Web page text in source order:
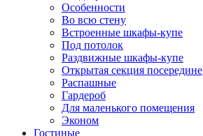
Особенности
Во всю стену
Встроенные шкафы-купе
Под потолок
Раздвижные шкафы-купе
Открытая секция посередине
Распашные
Гардероб
Для маленького помещения
Эконом
Гостиные